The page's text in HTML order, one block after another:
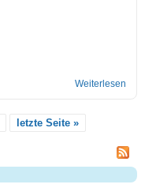
Weiterlesen
letzte Seite »